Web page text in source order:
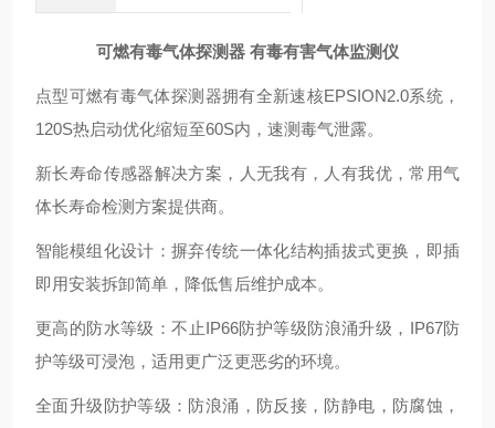
可燃有毒气体探测器 有毒有害气体监测仪
点型可燃有毒气体探测器拥有全新速核EPSION2.0系统，
120S热启动优化缩短至60S内，速测毒气泄露。
新长寿命传感器解决方案，人无我有，人有我优，常用气
体长寿命检测方案提供商。
智能模组化设计：摒弃传统一体化结构插拔式更换，即插
即用安装拆卸简单，降低售后维护成本。
更高的防水等级：不止IP66防护等级防浪涌升级，IP67防
护等级可浸泡，适用更广泛更恶劣的环境。
全面升级防护等级： 防浪涌，防反接，防静电，防腐蚀，